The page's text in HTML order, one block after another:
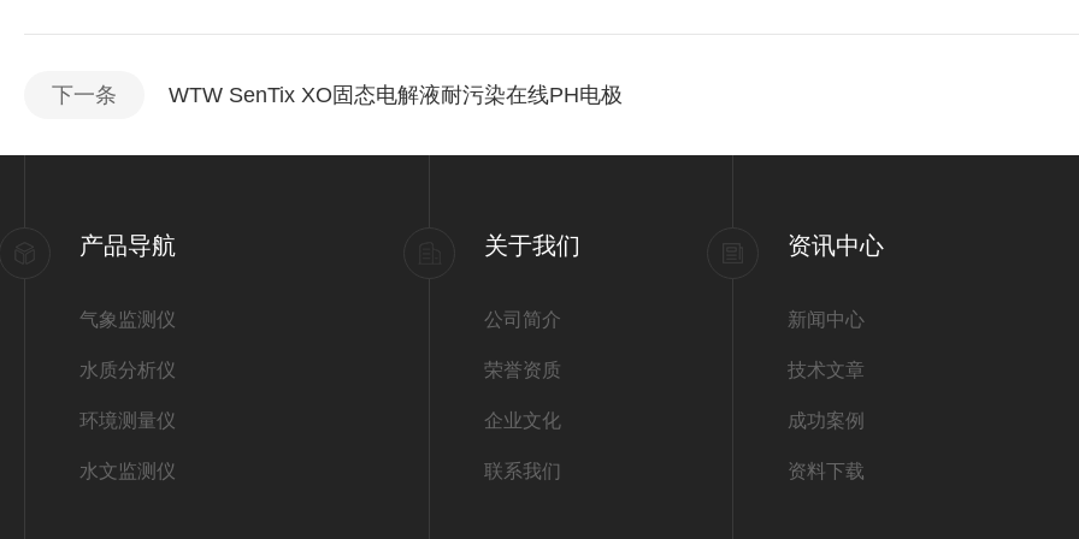
下一条 WTW SenTix XO固态电解液耐污染在线PH电极
产品导航
气象监测仪
水质分析仪
环境测量仪
水文监测仪
关于我们
公司简介
荣誉资质
企业文化
联系我们
资讯中心
新闻中心
技术文章
成功案例
资料下载